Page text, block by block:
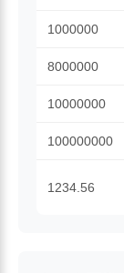
1000000
8000000
10000000
100000000
1234.56